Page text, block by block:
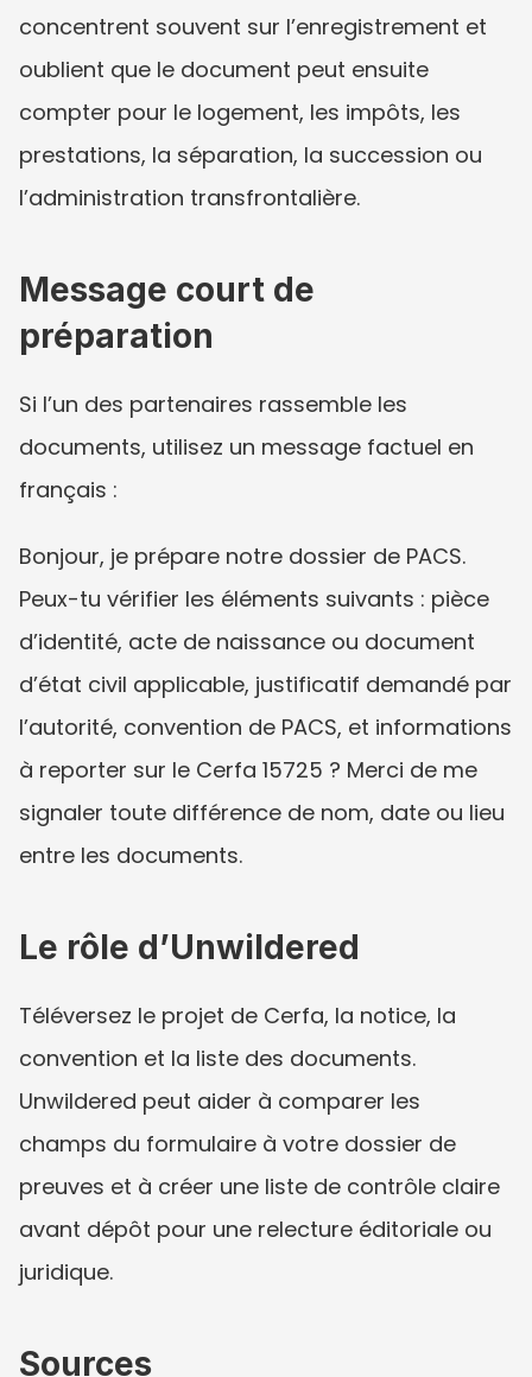
concentrent souvent sur l’enregistrement et
oublient que le document peut ensuite
compter pour le logement, les impôts, les
prestations, la séparation, la succession ou
l’administration transfrontalière.
Message court de
préparation
Si l’un des partenaires rassemble les
documents, utilisez un message factuel en
français :
Bonjour, je prépare notre dossier de PACS.
Peux-tu vérifier les éléments suivants : pièce
d’identité, acte de naissance ou document
d’état civil applicable, justificatif demandé par
l’autorité, convention de PACS, et informations
à reporter sur le Cerfa 15725 ? Merci de me
signaler toute différence de nom, date ou lieu
entre les documents.
Le rôle d’Unwildered
Téléversez le projet de Cerfa, la notice, la
convention et la liste des documents.
Unwildered peut aider à comparer les
champs du formulaire à votre dossier de
preuves et à créer une liste de contrôle claire
avant dépôt pour une relecture éditoriale ou
juridique.
Sources